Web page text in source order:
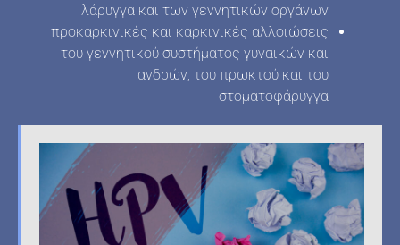
λάρυγγα και των γεννητικών οργάνων
προκαρκινικές και καρκινικές αλλοιώσεις
του γεννητικού συστήματος γυναικών και
ανδρών, του πρωκτού και του
στοματοφάρυγγα